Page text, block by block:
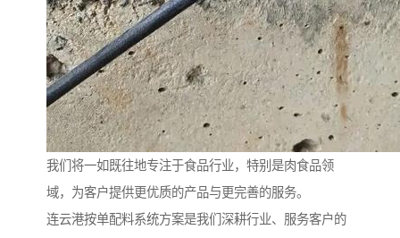
我们将一如既往地专注于食品行业，特别是肉食品领
域，为客户提供更优质的产品与更完善的服务。
连云港按单配料系统方案是我们深耕行业、服务客户的